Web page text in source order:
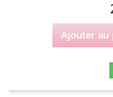
Ajouter au